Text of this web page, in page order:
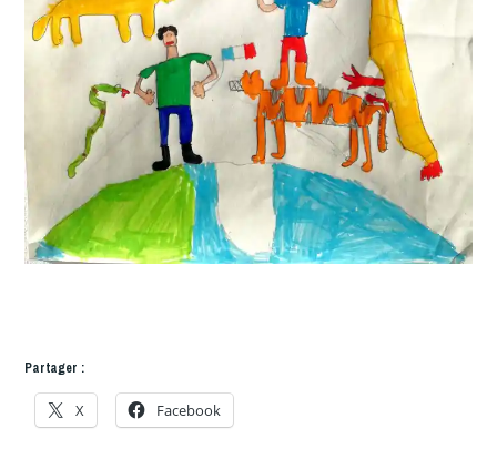
Partager :
X Facebook